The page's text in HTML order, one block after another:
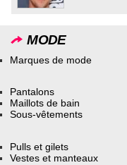
MODE
Marques de mode
Pantalons
Maillots de bain
Sous-vêtements
Pulls et gilets
Vestes et manteaux